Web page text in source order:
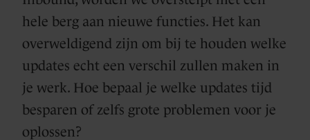
hele berg aan nieuwe functies. Het kan
overweldigend zijn om bij te houden welke
updates echt een verschil zullen maken in
je werk. Hoe bepaal je welke updates tijd
besparen of zelfs grote problemen voor je
oplossen?